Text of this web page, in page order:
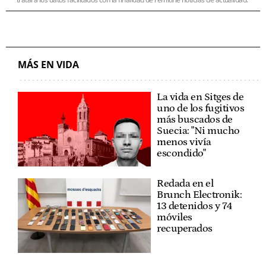
MÁS EN VIDA
La vida en Sitges de
uno de los fugitivos
más buscados de
Suecia: "Ni mucho
menos vivía
escondido"
Redada en el
Brunch Electronik:
13 detenidos y 74
móviles
recuperados